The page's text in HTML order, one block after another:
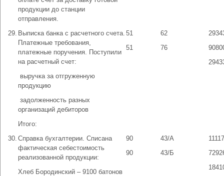
продукции до станции
отправления.
29. Выписка банка с расчетного счета.
Платежные требования,
платежные поручения. Поступили
на расчетный счет:
­ выручка за отгруженную
продукцию
­ задолженность разных
организаций дебиторов
Итого:
51
51
62
76
30. Справка бухгалтерии. Списана
фактическая себестоимость
реализованной продукции:
Хлеб Бородинский – 9100 батонов
90
90
43/А
43/Б